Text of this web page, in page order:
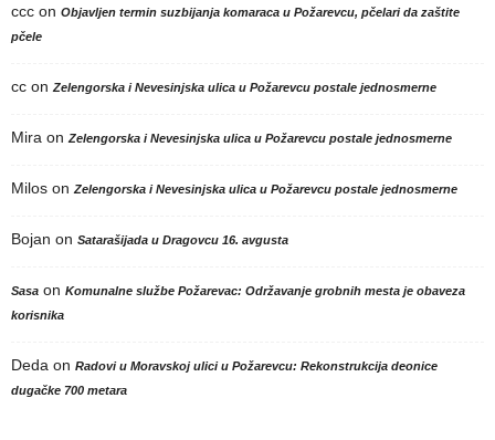
ccc on Objavljen termin suzbijanja komaraca u Požarevcu, pčelari da zaštite
pčele
cc onZelengorska i Nevesinjska ulica u Požarevcu postale jednosmerne
Mira onZelengorska i Nevesinjska ulica u Požarevcu postale jednosmerne
Milos onZelengorska i Nevesinjska ulica u Požarevcu postale jednosmerne
Bojan on Satarašijada u Dragovcu 16. avgusta
Sasa on Komunalne službe Požarevac: Održavanje grobnih mesta je obaveza
korisnika
Deda on Radovi u Moravskoj ulici u Požarevcu: Rekonstrukcija deonice
dugačke 700 metara